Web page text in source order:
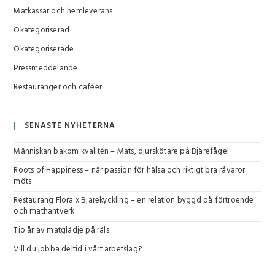
Matkassar och hemleverans
Okategoriserad
Okategoriserade
Pressmeddelande
Restauranger och caféer
SENASTE NYHETERNA
Människan bakom kvalitén – Mats, djurskötare på Bjärefågel
Roots of Happiness – när passion för hälsa och riktigt bra råvaror
möts
Restaurang Flora x Bjärekyckling – en relation byggd på förtroende
och mathantverk
Tio år av matglädje på räls
Vill du jobba deltid i vårt arbetslag?